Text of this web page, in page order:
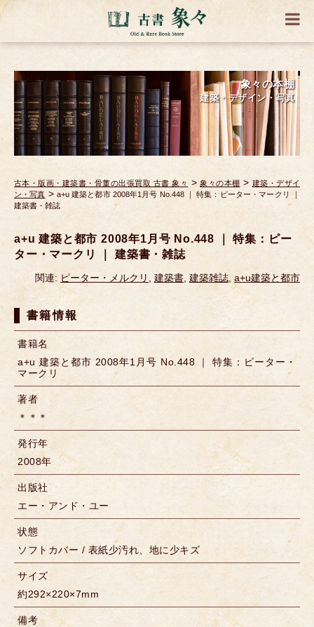
象々の本棚
建築・デザイン・写真
古本・版画・建築書・骨董の出張買取 古書 象々 >象々の本棚 > 建築・デザイ
ン・写真 > a+u 建築と都市 2008年1月号 No.448 ｜ 特集：ピーター・マークリ ｜
建築書・雑誌
a+u 建築と都市 2008年1月号 No.448 ｜ 特集：ピー
ター・マークリ ｜ 建築書・雑誌
関連: ピーター・メルクリ , 建築書, 建築雑誌, a+u建築と都市
書籍情報
書籍名
a+u 建築と都市 2008年1月号 No.448 ｜ 特集：ピーター・
マークリ
著者
＊＊＊
発行年
2008年
出版社
エー・アンド・ユー
状態
ソフトカバー / 表紙少汚れ、地に少キズ
サイズ
約292×220×7mm
備考